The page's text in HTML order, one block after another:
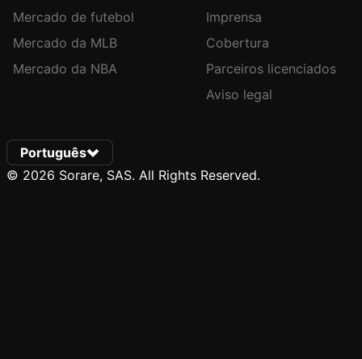
Mercado de futebol
Mercado da MLB
Mercado da NBA
Imprensa
Cobertura
Parceiros licenciados
Aviso legal
Português
© 2026 Sorare, SAS. All Rights Reserved.